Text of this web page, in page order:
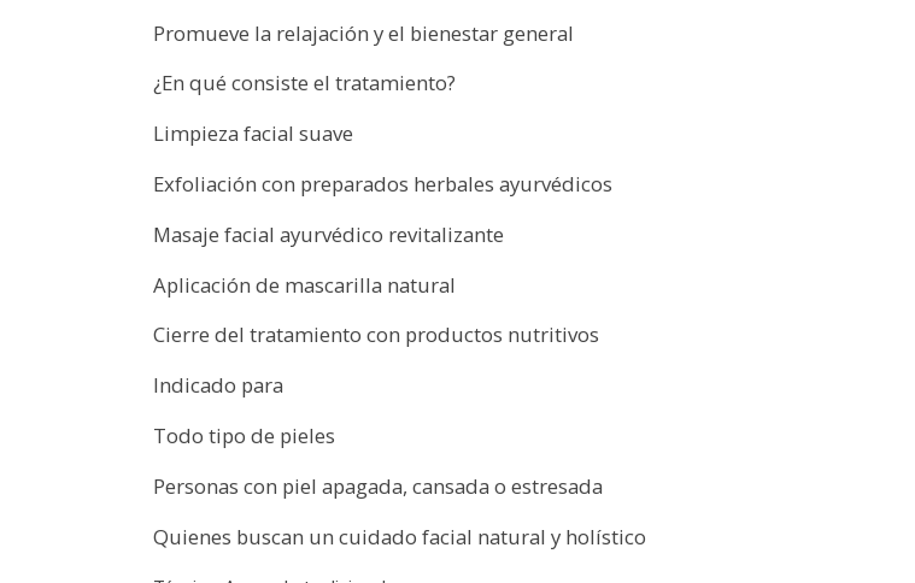
Promueve la relajación y el bienestar general
¿En qué consiste el tratamiento?
Limpieza facial suave
Exfoliación con preparados herbales ayurvédicos
Masaje facial ayurvédico revitalizante
Aplicación de mascarilla natural
Cierre del tratamiento con productos nutritivos
Indicado para
Todo tipo de pieles
Personas con piel apagada, cansada o estresada
Quienes buscan un cuidado facial natural y holístico